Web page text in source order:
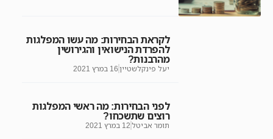
לקראת הבחירות: מה עשו המפלגות
להפרדת הנישואין והגירושין
מהרבנות?
יעל פינקלשטיין 16 במרץ 2021
לפני הבחירות: מה ראשי המפלגות
רוצים שתשכחו?
תומר אביטל 12 במרץ 2021